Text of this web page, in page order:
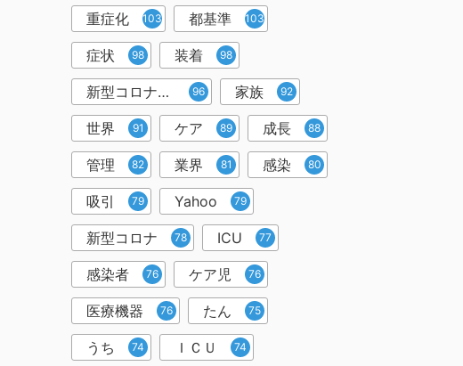
重症化 103 都基準 103
症状 98 装着 98
新型コロナウイルス 96 家族 92
世界 91 ケア 89 成長 88
管理 82 業界 81 感染 80
吸引 79 Yahoo 79
新型コロナ 78 ICU 77
感染者 76 ケア児 76
医療機器 76 たん 75
うち 74 ＩＣＵ 74